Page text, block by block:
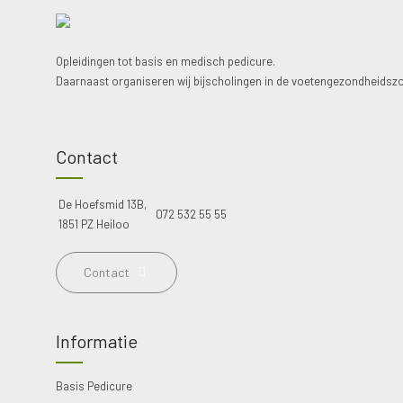
Opleidingen tot basis en medisch pedicure.
Daarnaast organiseren wij bijscholingen in de
Contact
De Hoefsmid 13B,
1851 PZ Heiloo
072 532 55 55
Contact
Informatie
Basis Pedicure